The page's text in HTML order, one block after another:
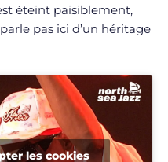
éteint paisiblement,
pas ici d’un héritage
les cookies